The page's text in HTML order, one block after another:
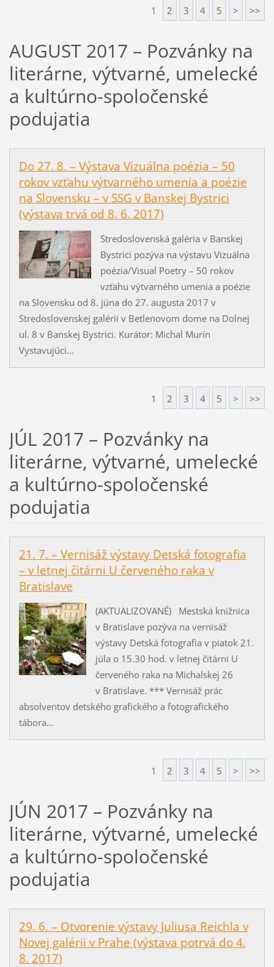
1 2 3 4 5 > >>
AUGUST 2017 – Pozvánky na
literárne, výtvarné, umelecké
a kultúrno-spoločenské
podujatia
Do 27. 8. – Výstava Vizuálna poézia – 50
rokov vzťahu výtvarného umenia a poézie
na Slovensku – v SSG v Banskej Bystrici
(výstava trvá od 8. 6. 2017)
Stredoslovenská galéria v Banskej
Bystrici pozýva na výstavu Vizuálna
poézia/Visual Poetry – 50 rokov
vzťahu výtvarného umenia a poézie
na Slovensku od 8. júna do 27. augusta 2017 v
Stredoslovenskej galérii v Betlenovom dome na Dolnej
ul. 8 v Banskej Bystrici. Kurátor: Michal Murín
Vystavujúci...
1 2 3 4 5 > >>
JÚL 2017 – Pozvánky na
literárne, výtvarné, umelecké
a kultúrno-spoločenské
podujatia
21. 7. – Vernisáž výstavy Detská fotografia
– v letnej čitárni U červeného raka v
Bratislave
(AKTUALIZOVANÉ) Mestská knižnica
v Bratislave pozýva na vernisáž
výstavy Detská fotografia v piatok 21.
júla o 15.30 hod. v letnej čitárni U
červeného raka na Michalskej 26
v Bratislave. *** Vernisáž prác
absolventov detského grafického a fotografického
tábora...
1 2 3 4 5 > >>
JÚN 2017 – Pozvánky na
literárne, výtvarné, umelecké
a kultúrno-spoločenské
podujatia
29. 6. – Otvorenie výstavy Juliusa Reichla v
Novej galérii v Prahe (výstava potrvá do 4.
8. 2017)